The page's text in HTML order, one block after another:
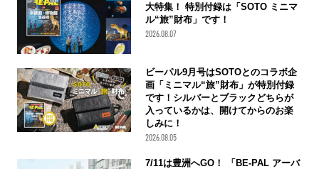
大特集！ 特別付録は「SOTO ミニマ
ル“旅”財布」です！
2026.08.07
ビーパル9月号はSOTOとのコラボ企
画「ミニマル“旅”財布」が特別付録
です！シルバーとブラックどちらが
入っているかは、開けてからのお楽
しみに！
2026.08.05
7/11は豊洲へGO！ 「BE-PAL アーバ